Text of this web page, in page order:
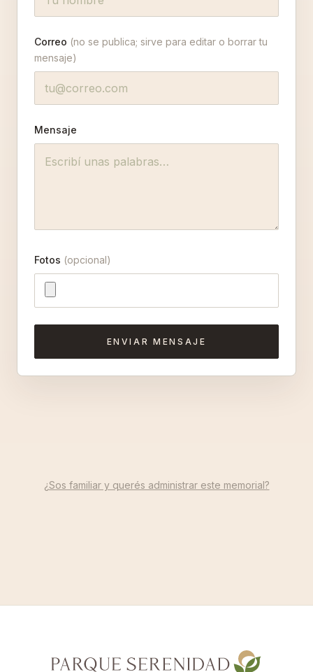
Correo (no se publica; sirve para editar o borrar tu
mensaje)
Mensaje
Fotos (opcional)
ENVIAR MENSAJE
¿Sos familiar y querés administrar este memorial?